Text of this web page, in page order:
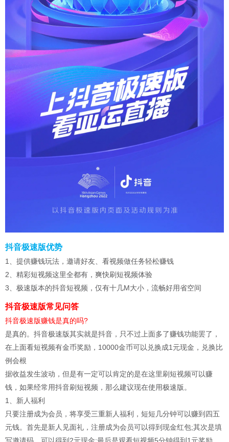
抖音极速版优势
1、提供赚钱玩法，邀请好友、看视频做任务轻松赚钱
2、精彩短视频这里全都有，爽快刷短视频体验
3、极速版本的抖音短视频，仅有十几M大小，流畅好用省空间
抖音极速版常见问答
抖音极速版赚钱是真的吗?
是真的。抖音极速版其实就是抖音，只不过上面多了赚钱功能罢了，
在上面看短视频有金币奖励，10000金币可以兑换成1元现金，兑换比
例会根
据收益发生波动，但是有一定可以肯定的是在这里刷短视频可以赚
钱，如果经常用抖音刷短视频，那么建议现在使用极速版。
1、新人福利
只要注册成为会员，将享受三重新人福利，短短几分钟可以赚到四五
元钱。首先是新人见面礼，注册成为会员可以得到现金红包;其次是填